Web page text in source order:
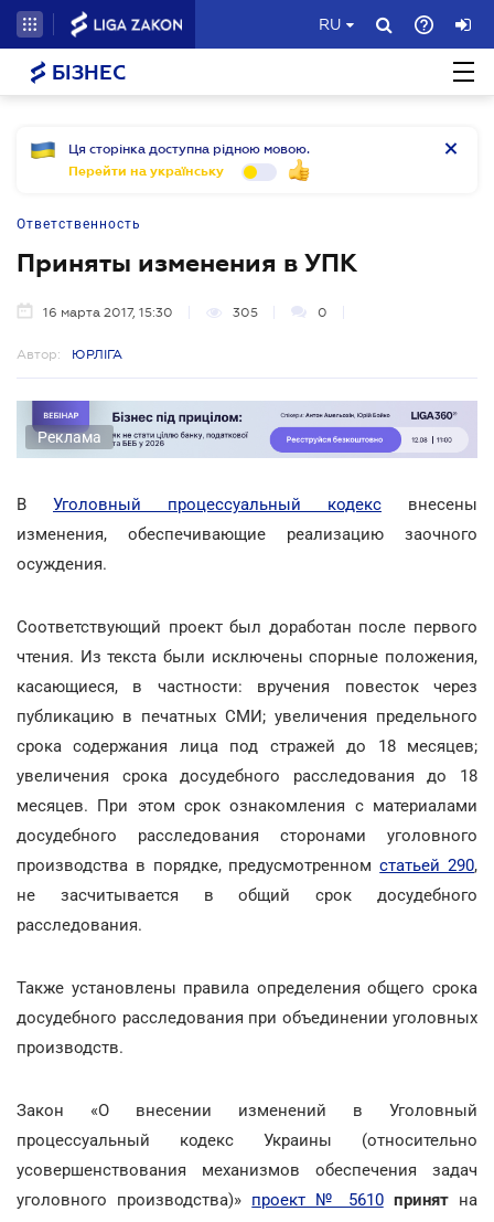
RU
БІЗНЕС
Ця сторінка доступна рідною мовою.
Перейти на українську
Ответственность
Приняты изменения в УПК
16 марта 2017, 15:30 305 0
Автор: ЮРЛІГА
Реклама
В Уголовный процессуальный кодекс внесены
изменения, обеспечивающие реализацию заочного
осуждения.
Соответствующий проект был доработан после первого
чтения. Из текста были исключены спорные положения,
касающиеся, в частности: вручения повесток через
публикацию в печатных СМИ; увеличения предельного
срока содержания лица под стражей до 18 месяцев;
увеличения срока досудебного расследования до 18
месяцев. При этом срок ознакомления с материалами
досудебного расследования сторонами уголовного
производства в порядке, предусмотренномстатьей 290,
не засчитывается в общий срок досудебного
расследования.
Также установлены правила определения общего срока
досудебного расследования при объединении уголовных
производств.
Закон «О внесении изменений в Уголовный
процессуальный кодекс Украины (относительно
усовершенствования механизмов обеспечения задач
уголовного производства)» проект № 5610 принят на